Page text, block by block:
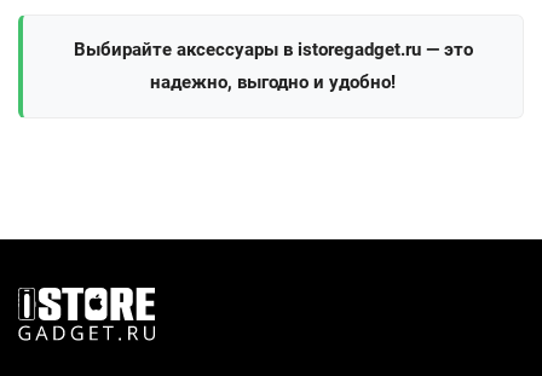
Выбирайте аксессуары в istoregadget.ru — это
надежно, выгодно и удобно!